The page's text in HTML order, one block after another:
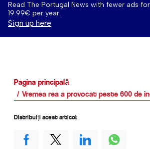
Read The Portugal News with fewer ads
19.99€ per year.
Sign up here
Pagina principală
Vremea rea a provocat peste 600 de
Distribuiți acest articol: